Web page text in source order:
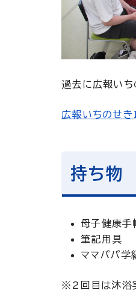
過去に広報いち
広報いちのせ
持ち物
母子健康手
筆記用具
ママパパ学
※2回目は沐浴